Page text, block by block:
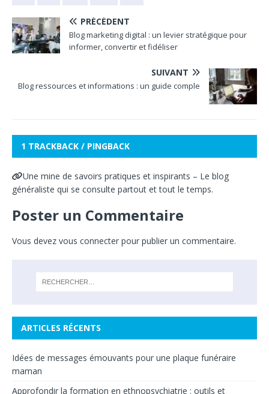
PRÉCÉDENT
Blog marketing digital : un levier stratégique pour
informer, convertir et fidéliser
SUIVANT
Blog ressources et informations : un guide comple
1 TRACKBACK / PINGBACK
Une mine de savoirs pratiques et inspirants – Le blog
généraliste qui se consulte partout et tout le temps.
Poster un Commentaire
Vous devez vous connecter pour publier un commentaire.
ARTICLES RÉCENTS
Idées de messages émouvants pour une plaque funéraire
maman
Approfondir la formation en ethnopsychiatrie : outils et